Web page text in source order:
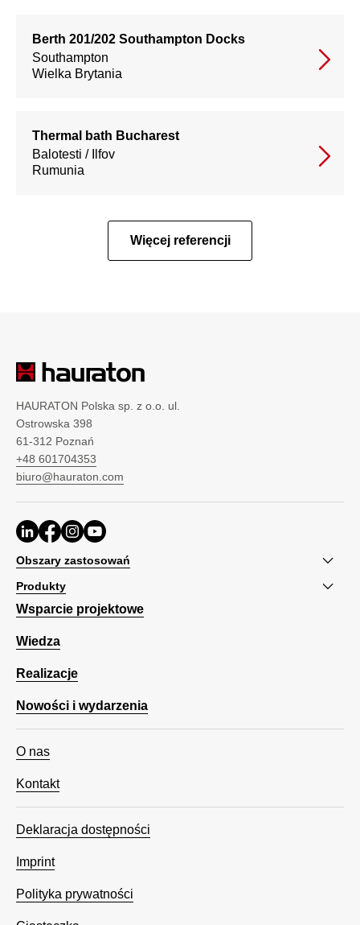
Berth 201/202 Southampton Docks
Southampton
Wielka Brytania
Thermal bath Bucharest
Balotesti / Ilfov
Rumunia
Więcej referencji
HAURATON Polska sp. z o.o. ul.
Ostrowska 398
61-312 Poznań
+48 601704353
biuro@hauraton.com
Obszary zastosowań
Produkty
Wsparcie projektowe
Wiedza
Realizacje
Nowości i wydarzenia
O nas
Kontakt
Deklaracja dostępności
Imprint
Polityka prywatności